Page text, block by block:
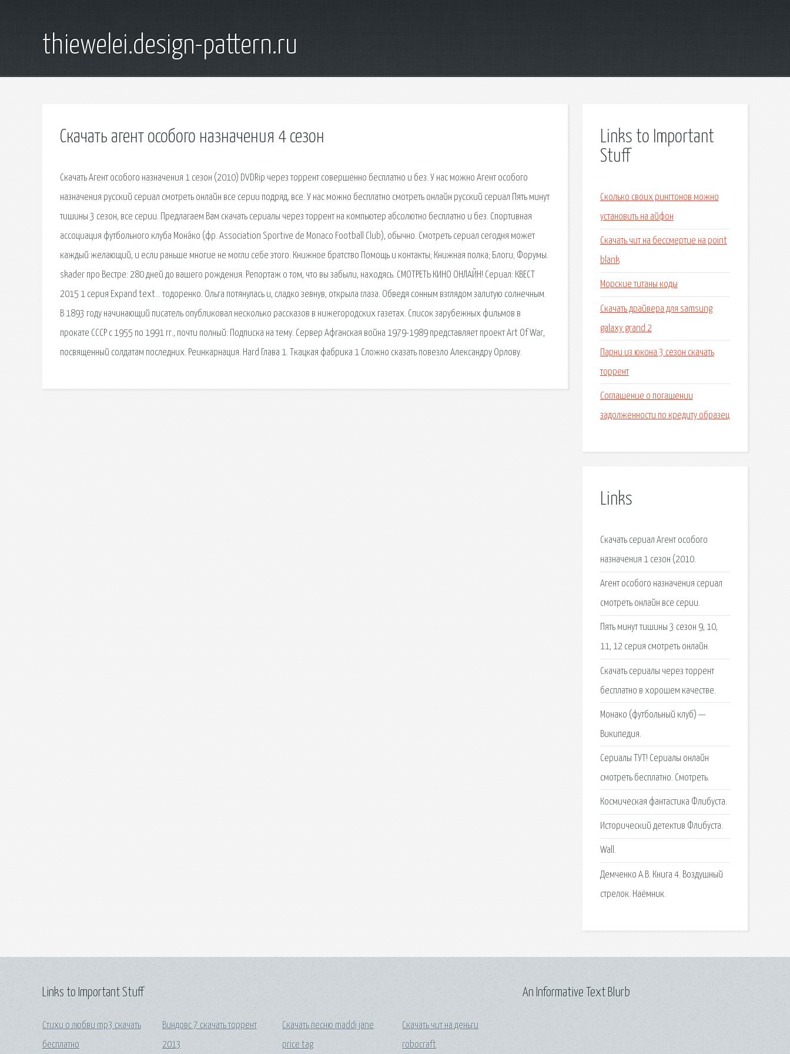
thiewelei.design-pattern.ru
Скачать агент особого назначения 4 сезон
Скачать Агент особого назначения 1 сезон (2010) DVDRip через торрент совершенно бесплатно и без. У нас можно Агент особого
назначения русский сериал смотреть онлайн все серии подряд, все. У нас можно бесплатно смотреть онлайн русский сериал Пять минут
тишины 3 сезон, все серии. Предлагаем Вам скачать сериалы через торрент на компьютер абсолютно бесплатно и без. Спортивная
ассоциация футбольного клуба Мона́ко (фр. Association Sportive de Monaco Football Club), обычно. Смотреть сериал сегодня может
каждый желающий, и если раньше многие не могли себе этого. Книжное братство Помощь и контакты; Книжная полка; Блоги; Форумы.
skader про Вестре: 280 дней до вашего рождения. Репортаж о том, что вы забыли, находясь. СМОТРЕТЬ КИНО ОНЛАЙН! Сериал: КВЕСТ
2015 1 серия Expand text… тодоренко. Ольга потянулась и, сладко зевнув, открыла глаза. Обведя сонным взглядом залитую солнечным.
В 1893 году начинающий писатель опубликовал несколько рассказов в нижегородских газетах. Список зарубежных фильмов в
прокате СССР с 1955 по 1991 гг., почти полный: Подписка на тему. Сервер Афганская война 1979-1989 представляет проект Art Of War,
посвященный солдатам последних. Реинкарнация. Hard Глава 1. Ткацкая фабрика 1 Сложно сказать повезло Александру Орлову.
Links to Important
Stuff
Сколько своих рингтонов можно
установить на айфон
Скачать чит на бессмертие на point
blank
Морские титаны коды
Скачать драйвера для samsung
galaxy grand 2
Парни из юкона 3 сезон скачать
торрент
Соглашение о погашении
задолженности по кредиту образец
Links
Скачать сериал Агент особого
назначения 1 сезон (2010.
Агент особого назначения сериал
смотреть онлайн все серии.
Пять минут тишины 3 сезон 9, 10,
11, 12 серия смотреть онлайн.
Cкачать сериалы через торрент
бесплатно в хорошем качестве.
Монако (футбольный клуб) —
Википедия.
Сериалы ТУТ! Сериалы онлайн
смотреть бесплатно. Смотреть.
Космическая фантастика Флибуста.
Исторический детектив Флибуста.
Wall.
Демченко А.В. Книга 4. Воздушный
стрелок. Наёмник.
Links to Important Stuff
Стихи о любви mp3 скачать
бесплатно
Виндовс 7 скачать торрент
2013
Скачать песню maddi jane
price tag
Скачать чит на деньги
robocraft
An Informative Text Blurb